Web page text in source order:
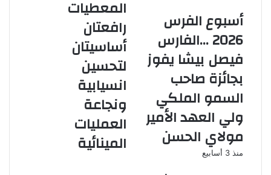
أساسيتان
لتحسين
انسيابية
ونجاعة
العمليات
المينائية
المعطيات
رافعتان
أساسيتان
لتحسين
انسيابية
ونجاعة
العمليات
المينائية
أسبوع الفرس
2026 …الفارس
فيصل بيشا يفوز
بجائزة صاحب
السمو الملكي
ولي العهد الأمير
مولاي الحسن
منذ 3 أسابيع